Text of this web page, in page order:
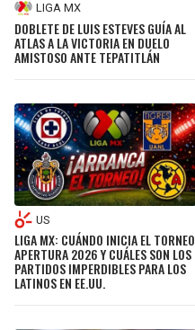
LIGA MX
DOBLETE DE LUIS ESTEVES GUÍA AL
ATLAS A LA VICTORIA EN DUELO
AMISTOSO ANTE TEPATITLÁN
US
LIGA MX: CUÁNDO INICIA EL TORNEO
APERTURA 2026 Y CUÁLES SON LOS
PARTIDOS IMPERDIBLES PARA LOS
LATINOS EN EE.UU.